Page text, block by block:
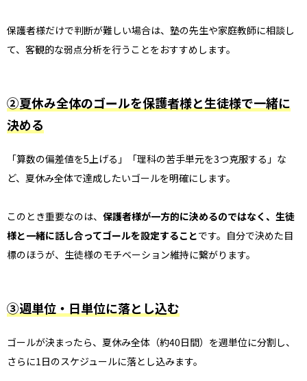
保護者様だけで判断が難しい場合は、塾の先生や家庭教師に相談し
て、客観的な弱点分析を行うことをおすすめします。
②夏休み全体のゴールを保護者様と生徒様で一緒に
決める
「算数の偏差値を5上げる」「理科の苦手単元を3つ克服する」な
ど、夏休み全体で達成したいゴールを明確にします。
このとき重要なのは、 保護者様が一方的に決めるのではなく、生徒
様と一緒に話し合ってゴールを設定することです。自分で決めた目
標のほうが、生徒様のモチベーション維持に繋がります。
③週単位・日単位に落とし込む
ゴールが決まったら、夏休み全体（約40日間）を週単位に分割し、
さらに1日のスケジュールに落とし込みます。